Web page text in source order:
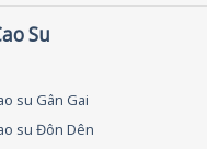
thể.
tùy
Su
su Gân Gai
su Đôn Dên